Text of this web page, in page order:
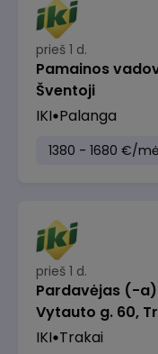
prieš 1 d.
Pamainos
Šventoji
IKI Palanga
1380 - 1680 €/
prieš 1 d.
Pardavėjas (-
Vytauto g. 60,
IKI Trakai